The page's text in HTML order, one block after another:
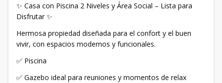
✨ Casa con Piscina 2 Niveles y Área Social – Lista para
Disfrutar ✨
Hermosa propiedad diseñada para el confort y el buen
vivir, con espacios modernos y funcionales.
✅ Piscina
✅ Gazebo ideal para reuniones y momentos de relax